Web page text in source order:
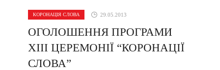
КОРОНАЦІЯ СЛОВА 29.05.2013
ОГОЛОШЕННЯ ПРОГРАМИ
XIII ЦЕРЕМОНІЇ “КОРОНАЦІЇ
СЛОВА”